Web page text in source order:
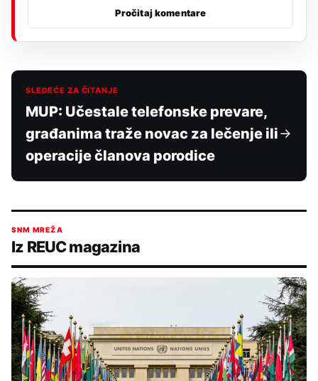
Pročitaj komentare
SLEDEĆE ZA ČITANJE
MUP: Učestale telefonske prevare,
građanima traže novac za lečenje ili
operacije članova porodice
SNM MREŽA
Iz REUC magazina